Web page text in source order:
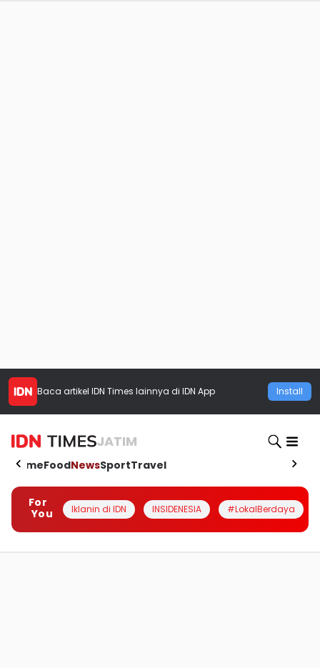
Baca artikel IDN Times lainnya di IDN App Install
JATIM
HomeFoodNewsSportTravel
For
You
Iklanin di IDN INSIDENESIA #LokalBerdaya